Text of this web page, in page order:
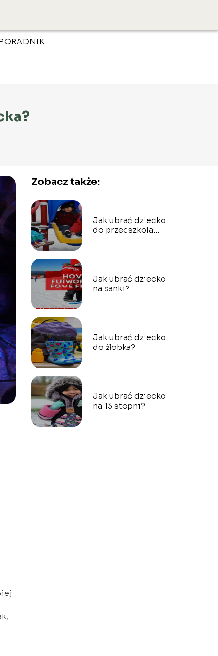
PORADNIK
Zobacz także:
Jak ubrać dziecko
do przedszkola
Jak ubrać dziecko
na sanki?
Jak ubrać dziecko
do żłobka?
Jak ubrać dziecko
na 13 stopni?